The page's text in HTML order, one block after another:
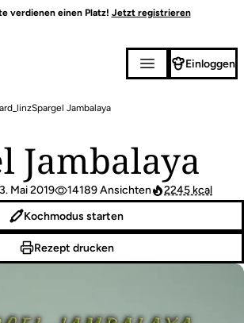
verdienen einen Platz! Jetzt registrieren
Einloggen
Spargel Jambalaya
Jambalaya
3. Mai 2019 14189 Ansichten 2245 kcal
Kochmodus starten
Rezept drucken